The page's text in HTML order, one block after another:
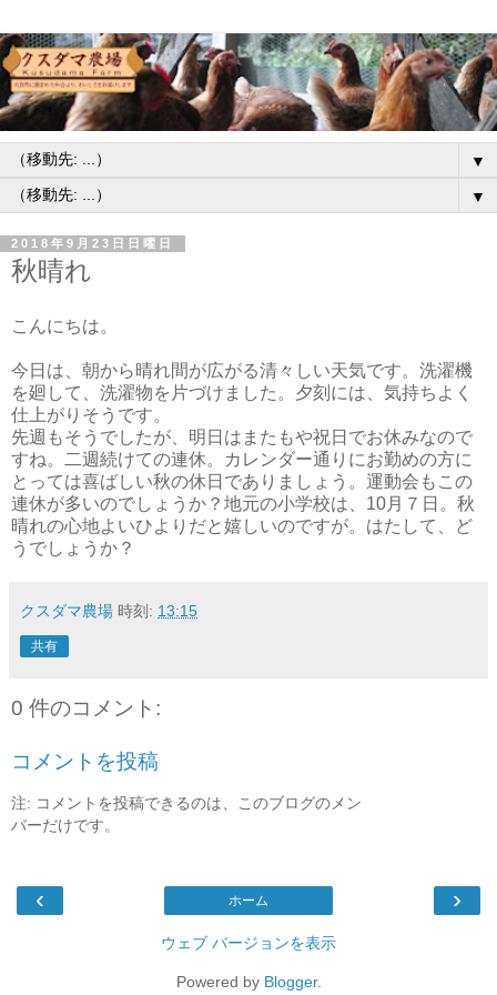
▼
▼
2018年9月23日日曜日
秋晴れ
こんにちは。
今日は、朝から晴れ間が広がる清々しい天気です。洗濯機
を廻して、洗濯物を片づけました。夕刻には、気持ちよく
仕上がりそうです。
先週もそうでしたが、明日はまたもや祝日でお休みなので
すね。二週続けての連休。カレンダー通りにお勤めの方に
とっては喜ばしい秋の休日でありましょう。運動会もこの
連休が多いのでしょうか？地元の小学校は、10月７日。秋
晴れの心地よいひよりだと嬉しいのですが。はたして、ど
うでしょうか？
クスダマ農場 時刻: 13:15
共有
0 件のコメント:
コメントを投稿
注: コメントを投稿できるのは、このブログのメン
バーだけです。
‹ ›
ホーム
ウェブ バージョンを表示
Powered by Blogger.